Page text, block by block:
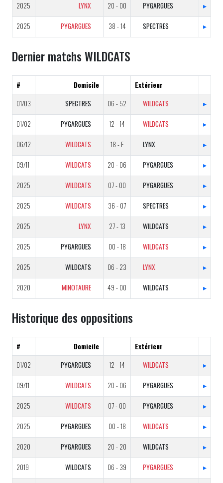
2025 LYNX 20 - 00 PYGARGUES ▸
2025 PYGARGUES 38 - 14 SPECTRES ▸
Dernier matchs WILDCATS
# Domicile
Extérieur
01/03
SPECTRES 06 - 52 WILDCATS ▸
01/02 PYGARGUES 12 - 14 WILDCATS ▸
06/12 WILDCATS 18 - F LYNX ▸
09/11 WILDCATS 20 - 06 PYGARGUES ▸
2025 WILDCATS 07 - 00 PYGARGUES ▸
2025 WILDCATS 36 - 07 SPECTRES ▸
2025 LYNX 27 - 13 WILDCATS ▸
2025 PYGARGUES 00 - 18 WILDCATS ▸
2025 WILDCATS 06 - 23 LYNX ▸
2020 MINOTAURE 49 - 00 WILDCATS ▸
Historique des oppositions
# Domicile
Extérieur
01/02
PYGARGUES 12 - 14 WILDCATS ▸
09/11 WILDCATS 20 - 06 PYGARGUES ▸
2025 WILDCATS 07 - 00 PYGARGUES ▸
2025 PYGARGUES 00 - 18 WILDCATS ▸
2020 PYGARGUES 20 - 20 WILDCATS ▸
2019 WILDCATS 06 - 39 PYGARGUES ▸